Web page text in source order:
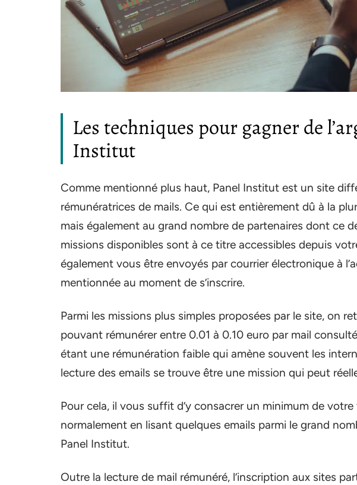
Les techniques pour gagner de
Institut
Comme mentionné plus haut, Panel Institut est un site
rémunératrices de mails. Ce qui est entièrement dû à la
mais également au grand nombre de partenaires dont ce
missions disponibles sont à ce titre accessibles depuis
également vous être envoyés par courrier électronique à
mentionnée au moment de s’inscrire.
Parmi les missions plus simples proposées par le site, on
pouvant rémunérer entre 0.01 à 0.10 euro par mail
étant une rémunération faible qui amène souvent les
lecture des emails se trouve être une mission qui peut
Pour cela, il vous suffit d’y consacrer un minimum de
normalement en lisant quelques emails parmi le grand
Panel Institut.
Outre la lecture de mail rémunéré, l’inscription aux sites